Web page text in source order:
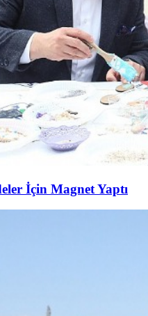
İçin Magnet Yaptı